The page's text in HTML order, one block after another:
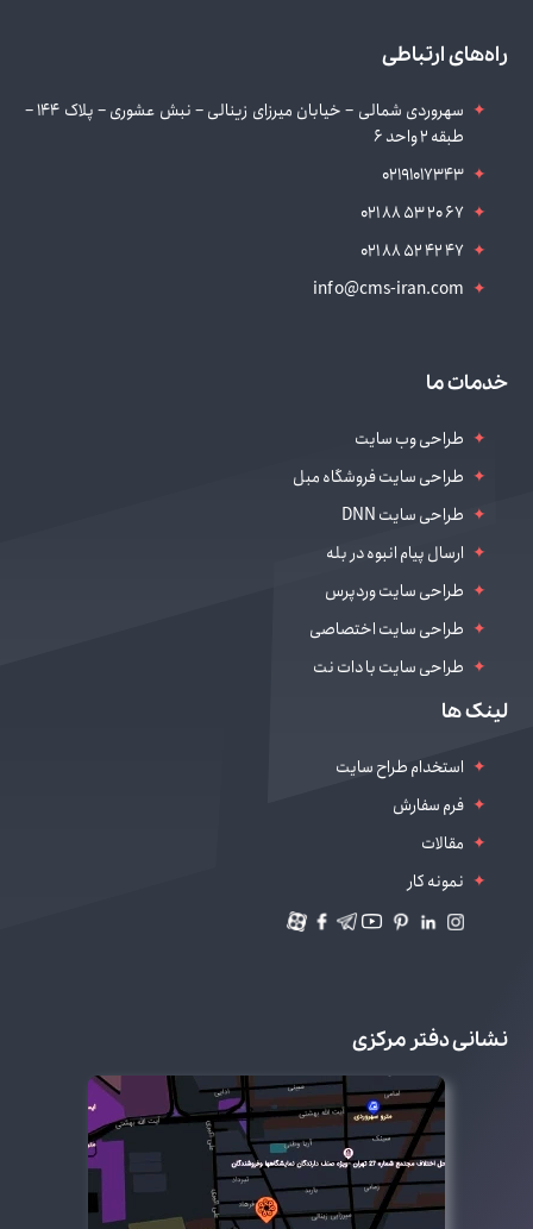
راه‌های ارتباطی
سهروردی شمالی – خیابان میرزای زینالی – نبش عشوری – پلاک 144 –
طبقه 2 واحد 6
02191017343
021 88 53 20 67
021 88 52 42 47
info@cms-iran.com
خدمات ما
طراحی وب سایت
طراحی سایت فروشگاه مبل
طراحی سایت DNN
ارسال پیام انبوه در بله
طراحی سایت وردپرس
طراحی سایت اختصاصی
طراحی سایت با دات نت
طراحی سایت سالن زیباییلینک ها
استخدام طراح سایت
فرم سفارش
مقالات
نمونه کار
نشانی دفتر مرکزی